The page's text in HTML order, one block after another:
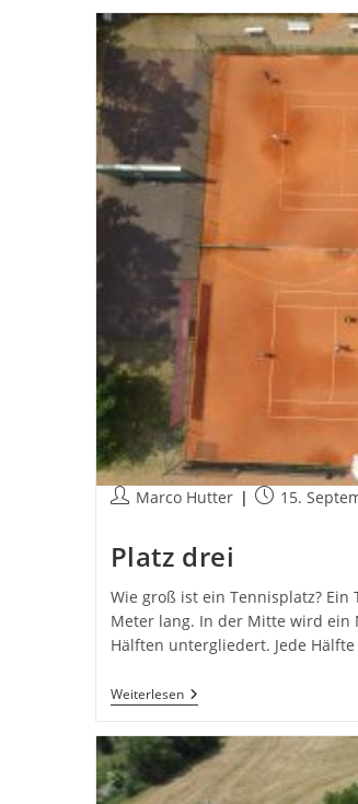
Beitrags-
Marco Hutter
Beitrag
15.
Platz drei
Wie groß ist ein Tennisplatz?
Meter lang. In der Mitte wird ein
Hälften untergliedert. Jede
WeiterlesenPlatz
Drei